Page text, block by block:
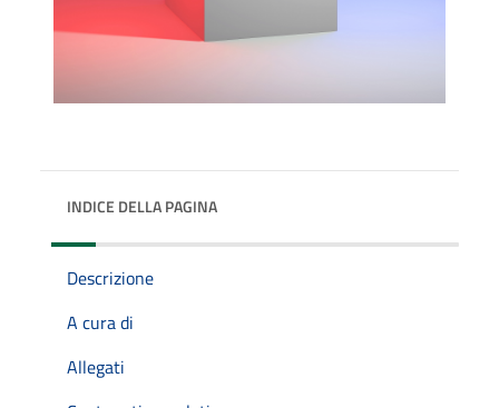
INDICE DELLA PAGINA
Descrizione
A cura di
Allegati